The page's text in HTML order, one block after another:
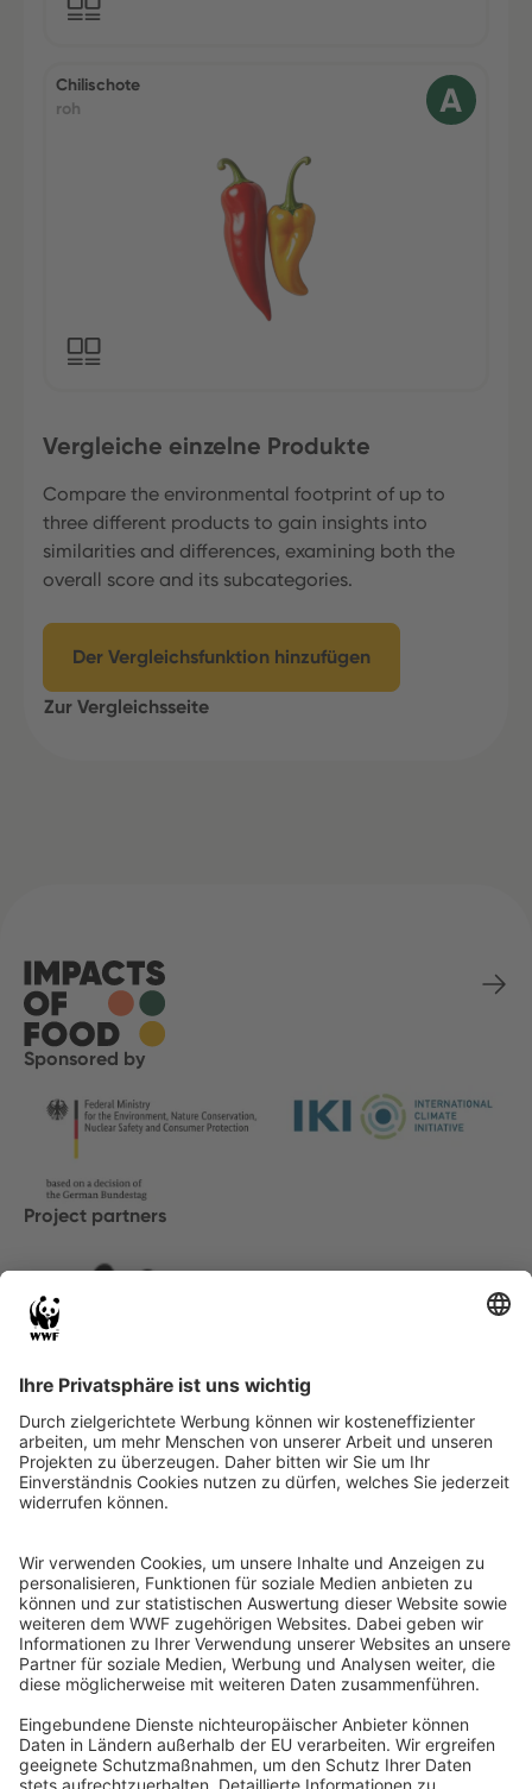
Chilischote
roh
Vergleiche einzelne Produkte
Compare the environmental footprint of up to
three different products to gain insights into
similarities and differences, examining both the
overall score and its subcategories.
Der Vergleichsfunktion hinzufügen
Zur Vergleichsseite
Sponsored by
Project partners
InstagramFacebookXLinkedIn